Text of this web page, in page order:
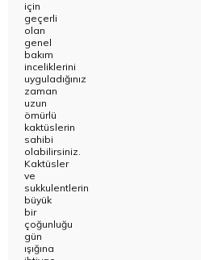
için
geçerli
olan
genel
bakım
inceliklerini
uyguladığınız
zaman
uzun
ömürlü
kaktüslerin
sahibi
olabilirsiniz.
Kaktüsler
ve
sukkulentlerin
büyük
bir
çoğunluğu
gün
ışığına